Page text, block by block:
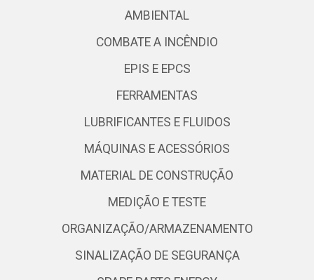
AMBIENTAL
COMBATE A INCÊNDIO
EPIS E EPCS
FERRAMENTAS
LUBRIFICANTES E FLUIDOS
MÁQUINAS E ACESSÓRIOS
MATERIAL DE CONSTRUÇÃO
MEDIÇÃO E TESTE
ORGANIZAÇÃO/ARMAZENAMENTO
SINALIZAÇÃO DE SEGURANÇA